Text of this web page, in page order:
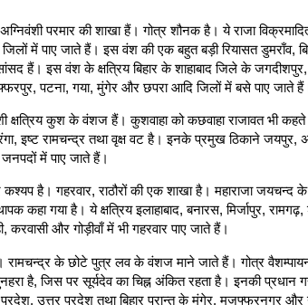
परमार की शाखा हैं। गोत्र शौनक है। ये राजा
में पाए जाते हैं। इस वंश की एक बहुत बड़ी रियासत डुमराँव,
हैं। इस वंश के क्षत्रिय बिहार के शाहाबाद जिले के
पटना, गया, मुंगेर और छपरा आदि जिलों में बसे पाए जाते
क्षत्रिय कुश के वंशज हैं। कुशवाहा को कछवाहा राजावत भी कहते
इष्ट रामचन्द्र तथा वृक्ष वट है। इनके प्रमुख ठिकाने जयपुर,
में पाए जाते हैं।
है। गहरवार, राठौरों की एक शाखा है। महाराजा जयचन्द के
कहा गया है। ये क्षत्रिय इलाहाबाद, बनारस, मिर्जापुर,
करवासी और गोड़ीवाँ में भी गहरवार पाए जाते हैं।
रामचन्द्र के छोटे पुत्र लव के वंशज माने जाते हैं। गोत्र
है, जिस पर सूर्यदेव का चिह्न अंकित रहता है। इनकी प्रधान
प्रदेश, उत्तर प्रदेश तथा बिहार प्रान्त के मुंगेर, मुजफ्फरनगर